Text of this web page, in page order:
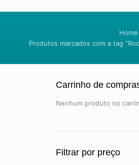
Home
Produtos marcados com a tag
Carrinho de
Nenhum produto no
Filtrar por preço